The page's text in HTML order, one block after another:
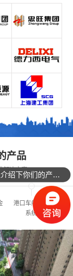
产品
解决方案
港口车船制作
系统
是怎么收费的呢？